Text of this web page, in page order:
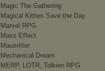
Magic The Gathering
Magical Kitties Save the Day
Marvel RPG
Mass Effect
Mausritter
Mechanical Dream
MERP, LOTR, Tolkien RPG